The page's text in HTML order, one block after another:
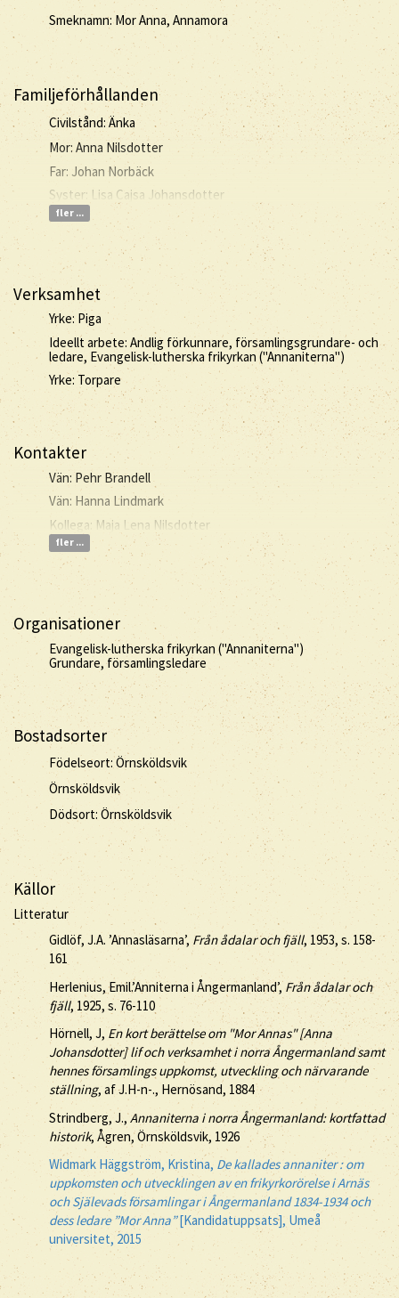
Smeknamn: Mor Anna, Annamora
Familjeförhållanden
Civilstånd: Änka
Mor: Anna Nilsdotter
Far: Johan Norbäck
Syster: Lisa Cajsa Johansdotter
fler ...
Verksamhet
Yrke: Piga
Ideellt arbete: Andlig förkunnare, församlingsgrundare- och
ledare, Evangelisk-lutherska frikyrkan ("Annaniterna")
Yrke: Torpare
Kontakter
Vän: Pehr Brandell
Vän: Hanna Lindmark
Kollega: Maja Lena Nilsdotter
fler ...
Organisationer
Evangelisk-lutherska frikyrkan ("Annaniterna")
Grundare, församlingsledare
Bostadsorter
Födelseort: Örnsköldsvik
Örnsköldsvik
Dödsort: Örnsköldsvik
Källor
Litteratur
Gidlöf, J.A. ’Annasläsarna’, Från ådalar och fjäll, 1953, s. 158-
161
Herlenius, Emil.’Anniterna i Ångermanland’,Från ådalar och
fjäll, 1925, s. 76-110
Hörnell, J,En kort berättelse om "Mor Annas" [Anna
Johansdotter] lif och verksamhet i norra Ångermanland samt
hennes församlings uppkomst, utveckling och närvarande
ställning, af J.H-n-., Hernösand, 1884
Strindberg, J.,Annaniterna i norra Ångermanland: kortfattad
historik, Ågren, Örnsköldsvik, 1926
Widmark Häggström, Kristina, De kallades annaniter : om
uppkomsten och utvecklingen av en frikyrkorörelse i Arnäs
och Själevads församlingar i Ångermanland 1834-1934 och
dess ledare ”Mor Anna”[Kandidatuppsats], Umeå
universitet, 2015